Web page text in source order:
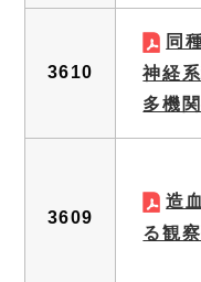
3610
同
神経
多機
3609
造
る観